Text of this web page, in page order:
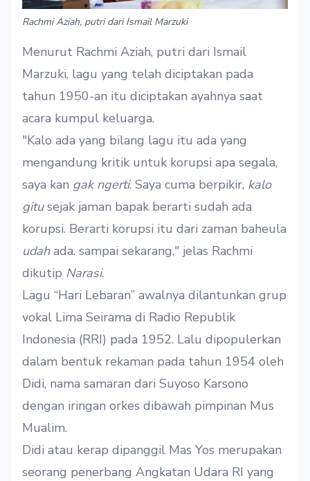
Rachmi Aziah, putri dari Ismail Marzuki
Menurut Rachmi Aziah, putri dari Ismail
Marzuki, lagu yang telah diciptakan pada
tahun 1950-an itu diciptakan ayahnya saat
acara kumpul keluarga.
"Kalo ada yang bilang lagu itu ada yang
mengandung kritik untuk korupsi apa segala,
saya kan gak ngerti. Saya cuma berpikir, kalo
gitusejak jaman bapak berarti sudah ada
korupsi. Berarti korupsi itu dari zaman baheula
udahada. sampai sekarang," jelas Rachmi
dikutip Narasi.
Lagu “Hari Lebaran” awalnya dilantunkan grup
vokal Lima Seirama di Radio Republik
Indonesia (RRI) pada 1952. Lalu dipopulerkan
dalam bentuk rekaman pada tahun 1954 oleh
Didi, nama samaran dari Suyoso Karsono
dengan iringan orkes dibawah pimpinan Mus
Mualim.
Didi atau kerap dipanggil Mas Yos merupakan
seorang penerbang Angkatan Udara RI yang